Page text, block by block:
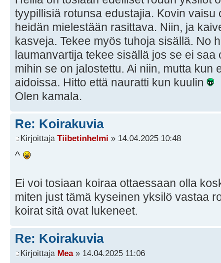
tyypillisiä rotunsa edustajia. Kovin vaisu
heidän mielestään rasittava. Niin, ja
kasveja. Tekee myös tuhoja sisällä. No
laumanvartija tekee sisällä jos se ei
mihin se on jalostettu. Ai niin, mutta kun
aidoissa. Hitto että nauratti kun kuulin
Olen kamala.
Re: Koirakuvia
Kirjoittaja Tiibetinhelmi » 14.04.2025 10:48
^
Ei voi tosiaan koiraa ottaessaan olla
miten just tämä kyseinen yksilö vastaa
koirat sitä ovat lukeneet.
Re: Koirakuvia
Kirjoittaja Mea» 14.04.2025 11:06